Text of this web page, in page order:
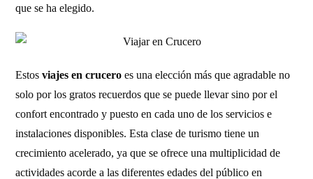
que se ha elegido.
Estosviajes en crucero es una elección más que agradable no
solo por los gratos recuerdos que se puede llevar sino por el
confort encontrado y puesto en cada uno de los servicios e
instalaciones disponibles. Esta clase de turismo tiene un
crecimiento acelerado, ya que se ofrece una multiplicidad de
actividades acorde a las diferentes edades del público en